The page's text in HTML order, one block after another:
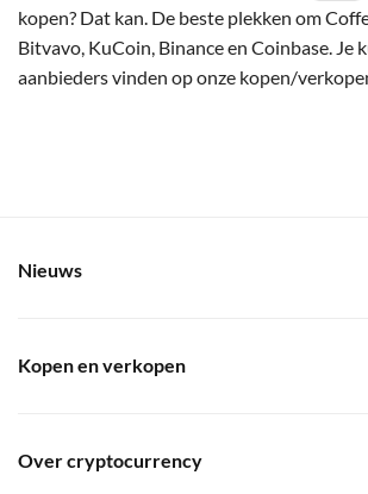
kopen? Dat kan. De beste plekken om
Bitvavo, KuCoin, Binance en Coinbase. Je
aanbieders vinden op onze kopen/
Nieuws
Kopen en verkopen
Over cryptocurrency